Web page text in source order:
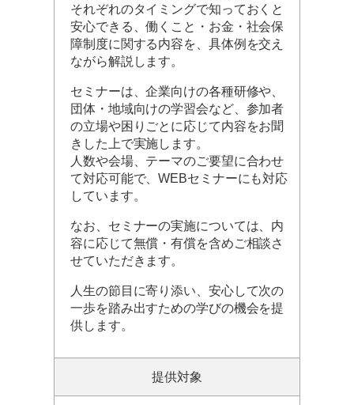
それぞれのタイミングで知っておくと
安心できる、働くこと・お金・社会保
障制度に関する内容を、具体例を交え
ながら解説します。
セミナーは、企業向けの各種研修や、
団体・地域向けの学習会など、参加者
の立場や困りごとに応じて内容をお聞
きした上で実施します。
人数や会場、テーマのご要望に合わせ
て対応可能で、WEBセミナーにも対応
しています。
なお、セミナーの実施については、内
容に応じて無償・有償を含めご相談さ
せていただきます。
人生の節目に寄り添い、安心して次の
一歩を踏み出すための学びの機会を提
供します。
提供対象